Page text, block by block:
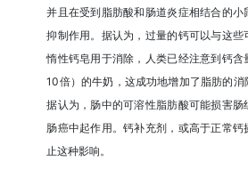
并且在受到脂肪酸和肠道炎症相结合的小
抑制作用。据认为，过量的钙可以与这
惰性钙皂用于消除，人类已经注意到钙
10倍）的牛奶，这成功地增加了脂肪的消
据认为，肠中的可溶性脂肪酸可能损害
肠癌中起作用。钙补充剂，或高于正常
止这种影响。